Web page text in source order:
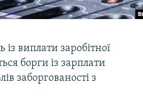
виплати заробітної
борги із зарплати
заборгованості з